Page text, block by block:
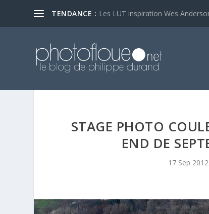
TENDANCE : Les LUT inspiration Wes
STAGE PHOTO
END DE
17 Sep 2012